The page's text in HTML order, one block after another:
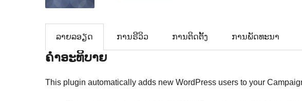
ລາຍລອຽດ ການຣີວິວ ການຕິດຕັ້ງ ການພັດທະນາ
ຄຳອະທິບາຍ
This plugin automatically adds new WordPress users to your